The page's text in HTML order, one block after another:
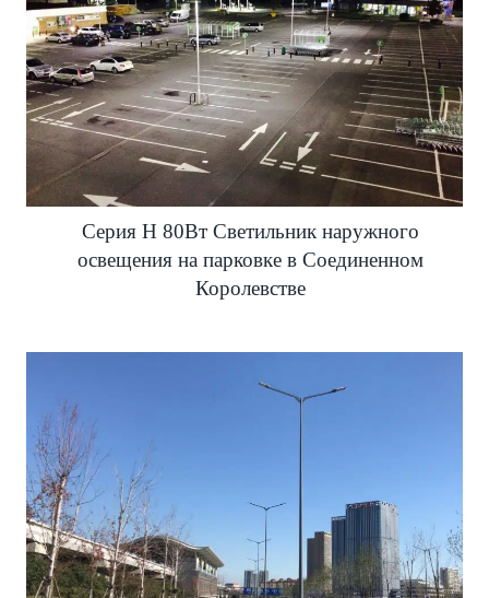
Серия H 80Вт Светильник наружного
освещения на парковке в Соединенном
Королевстве